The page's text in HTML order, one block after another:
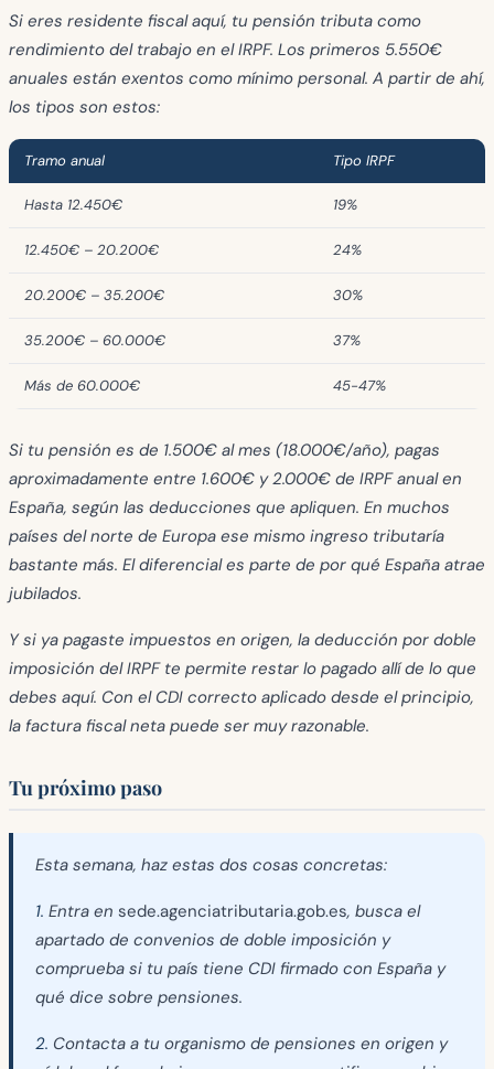
Si eres residente fiscal aquí, tu pensión tributa como
rendimiento del trabajo en el IRPF. Los primeros 5.550€
anuales están exentos como mínimo personal. A partir de ahí,
los tipos son estos:
Tramo anual Tipo IRPF
Hasta 12.450€ 19%
12.450€ – 20.200€ 24%
20.200€ – 35.200€ 30%
35.200€ – 60.000€ 37%
Más de 60.000€ 45-47%
Si tu pensión es de 1.500€ al mes (18.000€/año), pagas
aproximadamente entre 1.600€ y 2.000€ de IRPF anual en
España, según las deducciones que apliquen. En muchos
países del norte de Europa ese mismo ingreso tributaría
bastante más. El diferencial es parte de por qué España atrae
jubilados.
Y si ya pagaste impuestos en origen, la deducción por doble
imposición del IRPF te permite restar lo pagado allí de lo que
debes aquí. Con el CDI correcto aplicado desde el principio,
la factura fiscal neta puede ser muy razonable.
Tu próximo paso
Esta semana, haz estas dos cosas concretas:
1. Entra en sede.agenciatributaria.gob.es, busca el
apartado de convenios de doble imposición y
comprueba si tu país tiene CDI firmado con España y
qué dice sobre pensiones.
2. Contacta a tu organismo de pensiones en origen y